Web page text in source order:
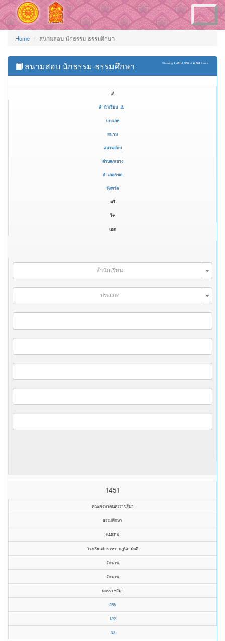
Toggle
navigation
Home สนามสอบ นักธรรม-ธรรมศึกษา
Showing 1,451-1,500 of 6,887 items.
สนามสอบ นักธรรม-ธรรมศึกษา
#
สำนักเรียน
ประเภท
สนาม
สนามสอบ
ตำบล/แขวง
อำเภอ/เขต
จังหวัด
ตรี
โท
เอก
สำนักเรียน
ประเภท
1451
คณะจังหวัดนครราชสีมา
ธรรมศึกษา
644014
โรงเรียนจักราชราษฎร์สามัคคี
จักราช
จักราช
นครราชสีมา
258
122
33